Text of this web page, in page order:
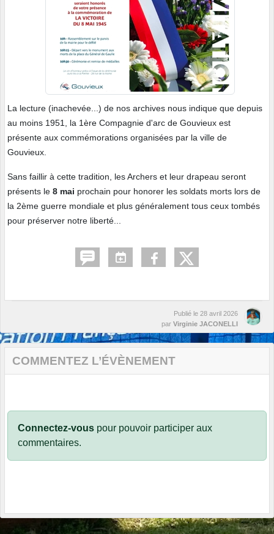
La lecture (inachevée...) de nos archives nous indique que depuis
au moins 1951, la 1ère Compagnie d'arc de Gouvieux est
présente aux commémorations organisées par la ville de
Gouvieux.
Sans faillir à cette tradition, les Archers et leur drapeau seront
présents le 8 mai prochain pour honorer les soldats morts lors de
la 2ème guerre mondiale et plus généralement tous ceux tombés
pour préserver notre liberté...
Publié le 28 avril 2026
par Virginie JACONELLI
COMMENTEZ L’ÉVÈNEMENT
Connectez-vous pour pouvoir participer aux
commentaires.